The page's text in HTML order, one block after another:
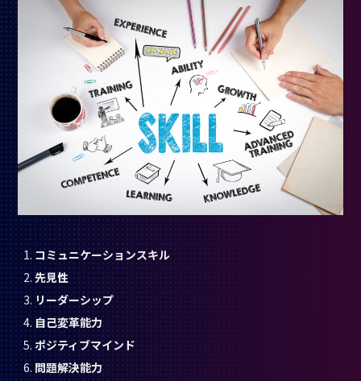
コミュニケーションスキル
先見性
リーダーシップ
自己変革能力
ポジティブマインド
問題解決能力